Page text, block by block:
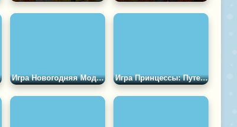
Игра Новогодняя Мода Бель и Ариэль Игра Принцессы: Путешествии к Пирамидам